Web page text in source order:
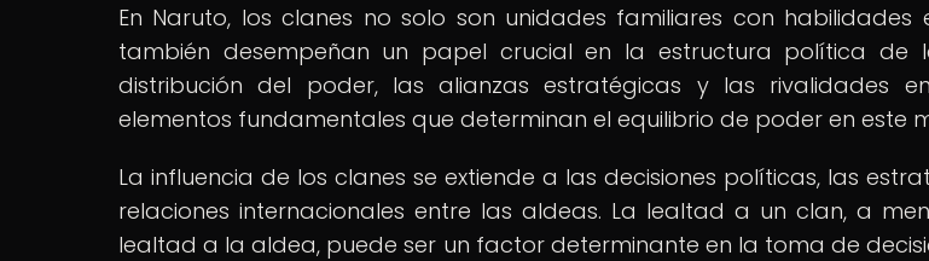
En Naruto, los clanes no solo son unidades familiares con habilidades
también desempeñan un papel crucial en la estructura política de
distribución del poder, las alianzas estratégicas y las rivalidades
elementos fundamentales que determinan el equilibrio de poder en este
La influencia de los clanes se extiende a las decisiones políticas, las
relaciones internacionales entre las aldeas. La lealtad a un clan, a
lealtad a la aldea, puede ser un factor determinante en la toma de